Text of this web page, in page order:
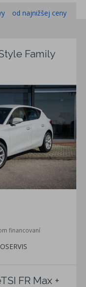
od najnižšej ceny
Family
financovaní
FR Max +